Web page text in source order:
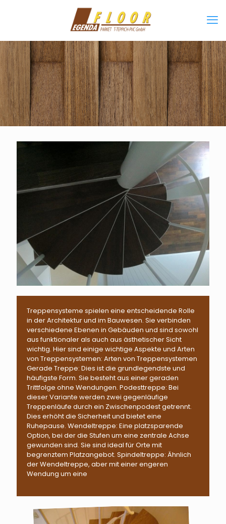
Treppensysteme spielen eine entscheidende Rolle
in der Architektur und im Bauwesen. Sie verbinden
verschiedene Ebenen in Gebäuden und sind sowohl
aus funktionaler als auch aus ästhetischer Sicht
wichtig. Hier sind einige wichtige Aspekte und Arten
von Treppensystemen: Arten von Treppensystemen
Gerade Treppe: Dies ist die grundlegendste und
häufigste Form. Sie besteht aus einer geraden
Trittfolge ohne Wendungen. Podesttreppe: Bei
dieser Variante werden zwei gegenläufige
Treppenläufe durch ein Zwischenpodest getrennt.
Dies erhöht die Sicherheit und bietet eine
Ruhepause. Wendeltreppe: Eine platzsparende
Option, bei der die Stufen um eine zentrale Achse
gewunden sind. Sie sind ideal für Orte mit
begrenztem Platzangebot. Spindeltreppe: Ähnlich
der Wendeltreppe, aber mit einer engeren
Wendung um eine